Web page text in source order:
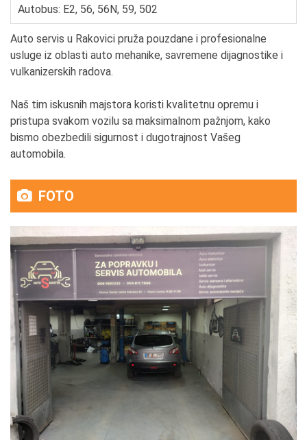
Autobus: E2, 56, 56N, 59, 502
Auto servis u Rakovici pruža pouzdane i profesionalne
usluge iz oblasti auto mehanike, savremene dijagnostike i
vulkanizerskih radova.
Naš tim iskusnih majstora koristi kvalitetnu opremu i
pristupa svakom vozilu sa maksimalnom pažnjom, kako
bismo obezbedili sigurnost i dugotrajnost Vašeg
automobila.
FOTO